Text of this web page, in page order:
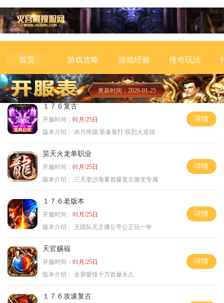
首页 游戏攻略 游戏经验 传奇玩法
更新时间：2026-01-25
１７６复古
开服时间： 01月/25日
版本介绍： 赤月终级/装备靠打/双烈火道强
详情
昊天火龙单职业
开服时间： 01月/25日
版本介绍：
三天拿沙海量首爆复古微变专属
详情
１７６老版本
开服时间： 01月/25日
版本介绍： 无团队无主播公平公正玩一年
详情
天官赐福
开服时间： 01月/25日
版本介绍： 全屏吸怪十万首爆永久
详情
１７６攻速复古